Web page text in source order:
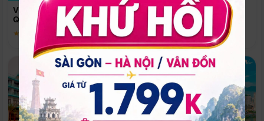
Vinpearl Resort & Spa Phu
Quoc
★ 5.0
Quoc
Phú Quốc
★ 5.0